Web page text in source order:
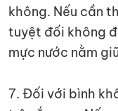
không. Nếu cần
tuyệt đối không
mực nước nằm
7. Đối với bình